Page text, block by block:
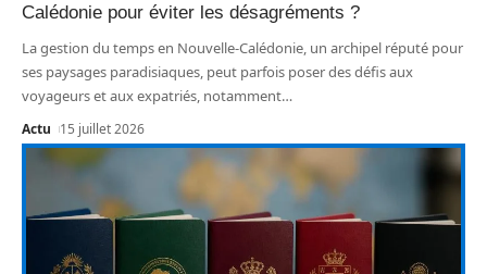
Calédonie pour éviter les désagréments ?
La gestion du temps en Nouvelle-Calédonie, un archipel réputé pour
ses paysages paradisiaques, peut parfois poser des défis aux
voyageurs et aux expatriés, notamment…
Actu 15 juillet 2026